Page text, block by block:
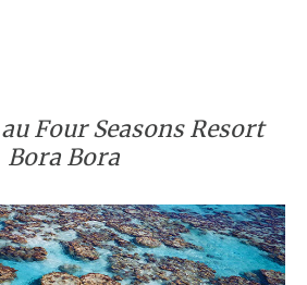
Four Seasons Resort
Bora Bora